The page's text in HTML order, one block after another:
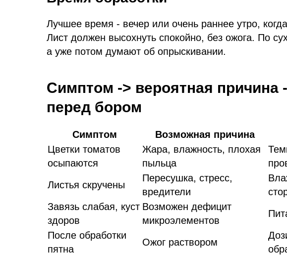
Лучшее время - вечер или очень раннее утро,
Лист должен высохнуть спокойно, без ожога. По
а уже потом думают об опрыскивании.
Симптом -> вероятная причина
перед бором
Симптом Возможная причина
Цветки томатов
осыпаются
Жара, влажность, плохая
пыльца
Листья скручены
Пересушка, стресс,
вредители
Завязь слабая, куст
здоров
Возможен дефицит
микроэлементов
После обработки
пятна
Ожог раствором